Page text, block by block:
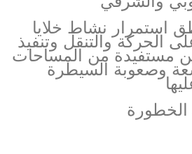
استمرار نشاط خلايا
الحركة والتنقل وتنفيذ
مستفيدة من المساحات
وصعوبة السيطرة